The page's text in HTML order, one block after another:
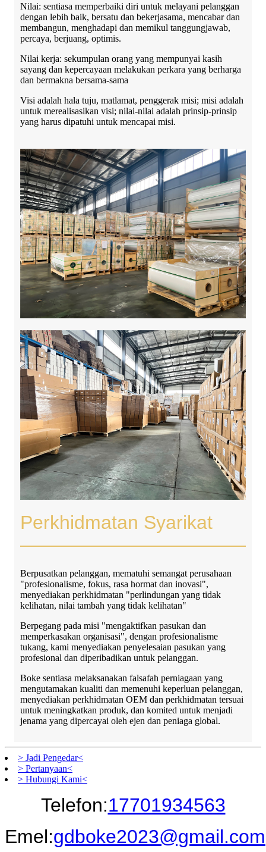
Nilai: sentiasa memperbaiki diri untuk melayani pelanggan
dengan lebih baik, bersatu dan bekerjasama, mencabar dan
membangun, menghadapi dan memikul tanggungjawab,
percaya, berjuang, optimis.
Nilai kerja: sekumpulan orang yang mempunyai kasih
sayang dan kepercayaan melakukan perkara yang berharga
dan bermakna bersama-sama
Visi adalah hala tuju, matlamat, penggerak misi; misi adalah
untuk merealisasikan visi; nilai-nilai adalah prinsip-prinsip
yang harus dipatuhi untuk mencapai misi.
Perkhidmatan Syarikat
Berpusatkan pelanggan, mematuhi semangat perusahaan
"profesionalisme, fokus, rasa hormat dan inovasi",
menyediakan perkhidmatan "perlindungan yang tidak
kelihatan, nilai tambah yang tidak kelihatan"
Berpegang pada misi "mengaktifkan pasukan dan
memperkasakan organisasi", dengan profesionalisme
tukang, kami menyediakan penyelesaian pasukan yang
profesional dan diperibadikan untuk pelanggan.
Boke sentiasa melaksanakan falsafah perniagaan yang
mengutamakan kualiti dan memenuhi keperluan pelanggan,
menyediakan perkhidmatan OEM dan perkhidmatan tersuai
untuk meningkatkan produk, dan komited untuk menjadi
jenama yang dipercayai oleh ejen dan peniaga global.
> Jadi Pengedar<
> Pertanyaan<
> Hubungi Kami<
Telefon:17701934563
Emel:gdboke2023@gmail.com